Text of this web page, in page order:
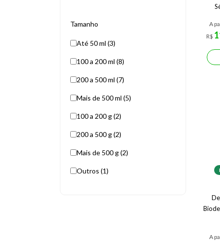
Tamanho
Até 50 ml (3)
100 a 200 ml (8)
200 a 500 ml (7)
Mais de 500 ml (5)
100 a 200 g (2)
200 a 500 g (2)
Mais de 500 g (2)
Outros (1)
A
R$
A